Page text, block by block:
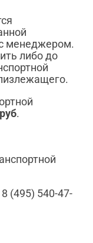
менеджером.
либо до
.
(495) 540-47-